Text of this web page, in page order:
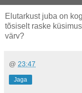
Elutarkust juba on
tõsiselt raske
värv?
@ 23:47
Jaga